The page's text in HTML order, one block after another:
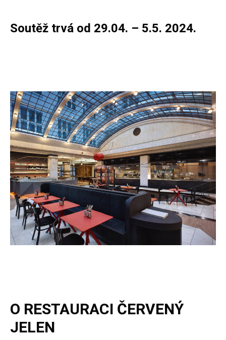
Soutěž trvá od 29.04. – 5.5. 2024.
O RESTAURACI ČERVENÝ
JELEN